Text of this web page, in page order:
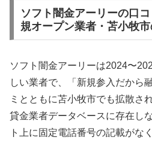
ソフト闇金アーリーの口
規オープン業者・苫小牧市
ソフト闇金アーリーは2024〜
しい業者で、「新規参入だから
ミとともに苫小牧市でも拡散さ
貸金業者データベースに存在し
ト上に固定電話番号の記載がな